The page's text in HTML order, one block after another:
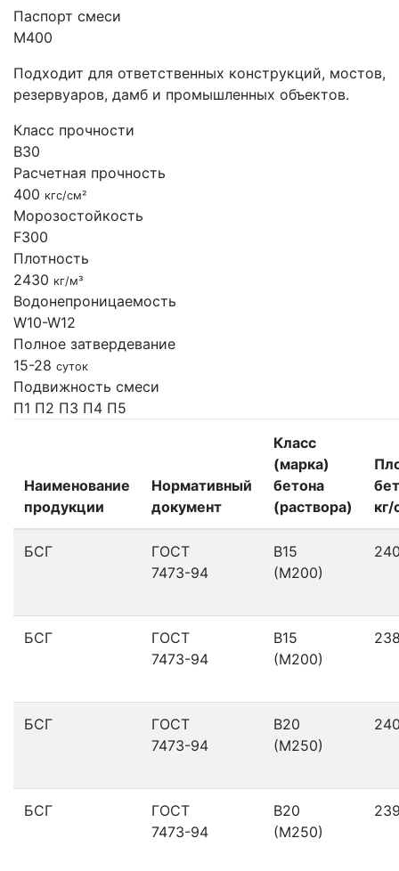
Паспорт смеси
М400
Подходит для ответственных конструкций, мостов,
резервуаров, дамб и промышленных объектов.
Класс прочности
B30
Расчетная прочность
400 кгс/см²
Морозостойкость
F300
Плотность
2430 кг/м³
Водонепроницаемость
W10-W12
Полное затвердевание
15-28 суток
Подвижность смеси
П1 П2 П3 П4 П5
Наименование
продукции
Нормативный
документ
Класс
(марка)
бетона
(раствора)
кг/
БСГ
ГОСТ
7473-94
В15
(М200)
БСГ
ГОСТ
7473-94
В15
(М200)
БСГ
ГОСТ
7473-94
В20
(М250)
БСГ
ГОСТ
7473-94
В20
(М250)